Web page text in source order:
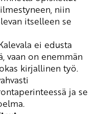
niin
itselleen se
ei edusta
vaan on enemmän
kirjallinen työ.
ja se